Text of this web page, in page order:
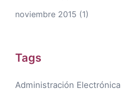
noviembre 2015 (1)
Tags
Administración Electrónica